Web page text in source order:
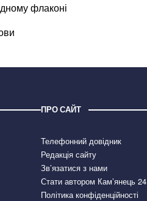
флаконі
ПРО САЙТ
Телефонний довідник
Редакція сайту
Зв’язатися з нами
Стати автором Кам’янець 24
Політика конфіденційності